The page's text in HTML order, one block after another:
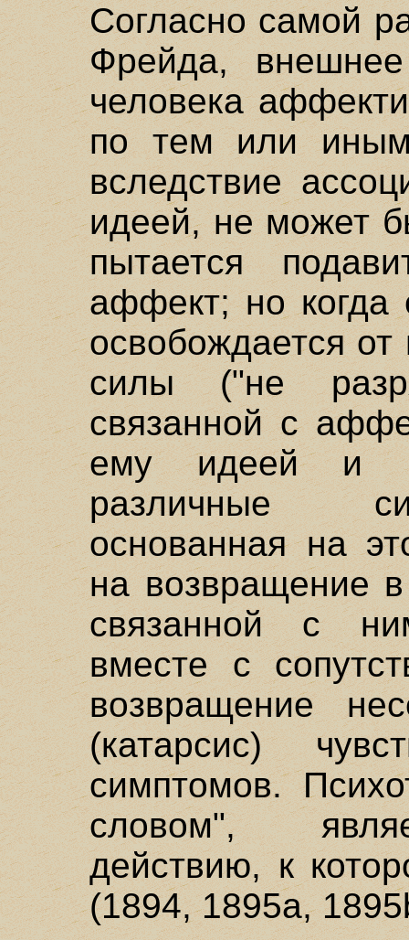
Согласно самой
Фрейда,
человека
по тем или
вследствие
идеей, не может
пытается
аффект; но когда
освобождается
силы ("не
связанной с
ему идеей и
различные
основанная на
на возвращение
связанной с
вместе с
возвращение
(катарсис)
симптомов.
словом",
действию, к
(1894, 1895а,